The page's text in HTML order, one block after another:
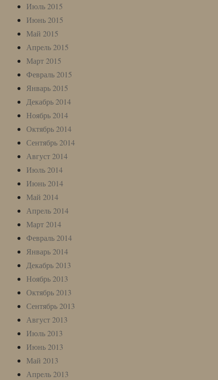
Июль 2015
Июнь 2015
Май 2015
Апрель 2015
Март 2015
Февраль 2015
Январь 2015
Декабрь 2014
Ноябрь 2014
Октябрь 2014
Сентябрь 2014
Август 2014
Июль 2014
Июнь 2014
Май 2014
Апрель 2014
Март 2014
Февраль 2014
Январь 2014
Декабрь 2013
Ноябрь 2013
Октябрь 2013
Сентябрь 2013
Август 2013
Июль 2013
Июнь 2013
Май 2013
Апрель 2013